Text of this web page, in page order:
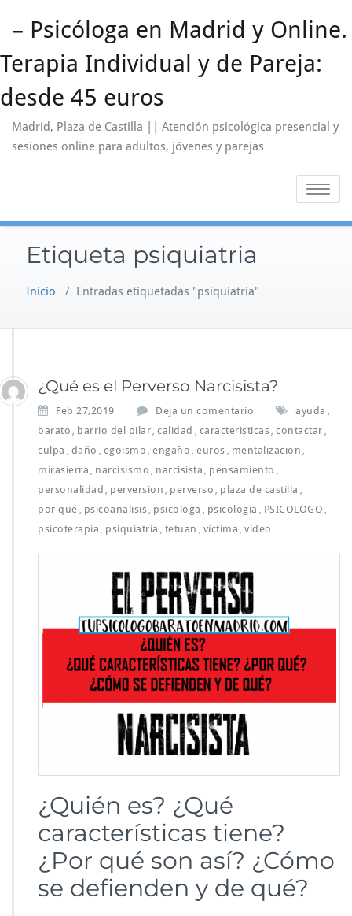
– Psicóloga en Madrid y Online.
Terapia Individual y de Pareja:
desde 45 euros
Madrid, Plaza de Castilla || Atención psicológica presencial y
sesiones online para adultos, jóvenes y parejas
Alternar
Etiqueta psiquiatria
Inicio / Entradas etiquetadas "psiquiatria"
¿Qué es el Perverso Narcisista?
Feb 27,2019 Deja un comentario ayuda
barato barrio del pilar calidad caracteristicas contactar
culpa daño egoismo engaño euros mentalizacion
mirasierra narcisismo narcisista pensamiento
personalidad perversion perverso plaza de castilla
por qué psicoanalisis psicologa psicologia PSICOLOGO
psicoterapia psiquiatria tetuan víctima video
¿Quién es? ¿Qué
características tiene?
¿Por qué son así? ¿Cómo
se defienden y de qué?